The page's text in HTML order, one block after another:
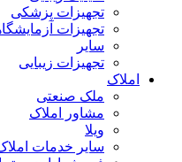
تجهیزات پزشکی
تجهیزات
سایر
تجهیزات زیبایی
املاک
ملک صنعتی
مشاور املاک
ویلا
سایر خدمات